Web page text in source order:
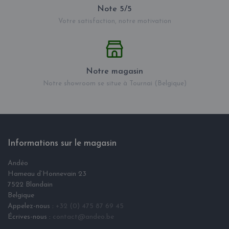
Note 5/5
Votre satisfaction, notre motivation
Notre magasin
Notre showroom se situe à Tournai (Belgique)
Informations sur le magasin
Andéo
Hameau d‘Honnevain 23
7522 Blandain
Belgique
Appelez-nous : +32 (0) 475 87 69 45
Écrives-nous : contact@andeo.be